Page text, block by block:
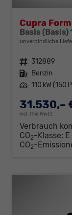
Cupra
unverbindliche
Fahrzeugnr. 312889
Kraftstoff Benzin
Leistung 110 kW (150
31.530,–
incl. 19% MwSt.
Verbrauch
CO2-Klasse: E
CO2-